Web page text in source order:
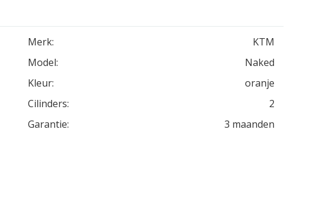
Merk:
KTM
Model:
Naked
Kleur:
oranje
Cilinders:
2
Garantie: 3 maanden